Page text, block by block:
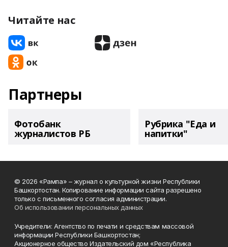
Читайте нас
Партнеры
Фотобанк
журналистов РБ
Рубрика "Еда и
напитки"
© 2026 «Рампа» – журнал о культурной жизни Республики
Башкортостан. Копирование информации сайта разрешено
только с письменного согласия администрации.
Об использовании персональных данных
Учредители: Агентство по печати и средствам массовой
информации Республики Башкортостан;
Акционерное общество Издательский дом «Республика